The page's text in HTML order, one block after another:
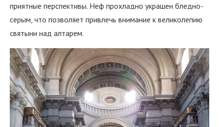
приятные перспективы. Неф прохладно украшен бледно-
серым, что позволяет привлечь внимание к великолепию
святыни над алтарем.